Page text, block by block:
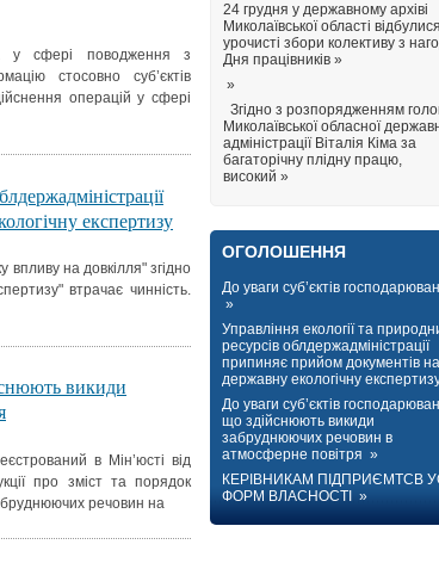
у сфері поводження з
стосовно суб’єктів
операцій у сфері
експертизу
впливу на довкілля" згідно
втрачає чинність.
викиди
в Мін’юсті від
про зміст та порядок
речовин на
24 грудня у державному архіві
Миколаївської області відбулися
урочисті збори колективу з
Дня працівників »
»
Згідно з розпорядженням
Миколаївської обласної
адміністрації Віталія Кіма за
багаторічну плідну працю,
високий »
ОГОЛОШЕННЯ
До уваги суб’єктів
»
Управління екології та
ресурсів облдержадміністрації
припиняє прийом документів на
державну екологічну
До уваги суб’єктів
що здійснюють викиди
забруднюючих речовин в
атмосферне повітря »
КЕРІВНИКАМ ПІДПРИЄМТСВ
ФОРМ ВЛАСНОСТІ »